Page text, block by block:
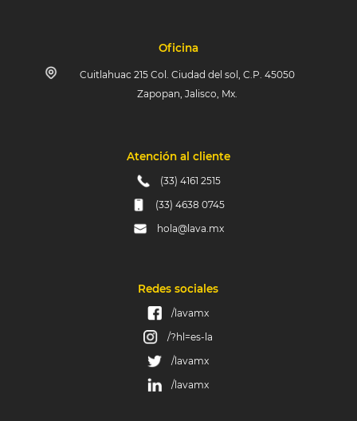
Oficina
Cuitlahuac 215 Col. Ciudad del sol, C.P. 45050
Zapopan, Jalisco, Mx.
Atención al cliente
(33) 4161 2515
(33) 4638 0745
hola@lava.mx
Redes sociales
/lavamx
/?hl=es-la
/lavamx
/lavamx